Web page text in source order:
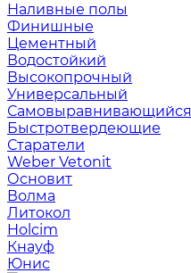
Наливные полы
Финишные
Цементный
Водостойкий
Высокопрочный
Универсальный
Самовыравнивающийся
Быстротвердеющие
Старатели
Weber Vetonit
Основит
Волма
Литокол
Holcim
Кнауф
Юнис